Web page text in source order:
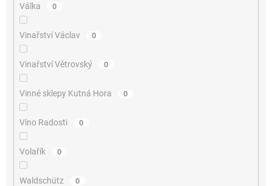
Válka 0
Vinařství Václav 0
Vinařství Větrovský 0
Vinné sklepy Kutná Hora 0
Víno Radosti 0
Volařík 0
Waldschütz 0